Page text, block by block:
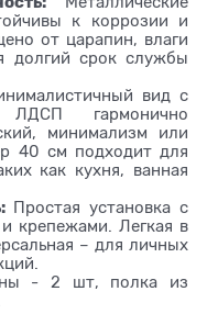
к коррозии и
от царапин, влаги
долгий срок службы
вид с
ЛДСП гармонично
минимализм или
40 см подходит для
как кухня, ванная
Простая установка с
крепежами. Легкая в
– для личных
- 2 шт, полка из